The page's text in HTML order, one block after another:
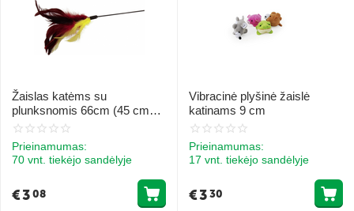
Žaislas katėms su
plunksnomis 66cm (45 cm
šakelė)
Prieinamumas:
70 vnt. tiekėjo sandėlyje
€308
Vibracinė plyšinė žaislė
katinams 9 cm
Prieinamumas:
17 vnt. tiekėjo sandėlyje
€330